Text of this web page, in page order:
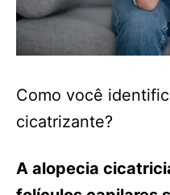
Como você
cicatrizante?
A alopecia